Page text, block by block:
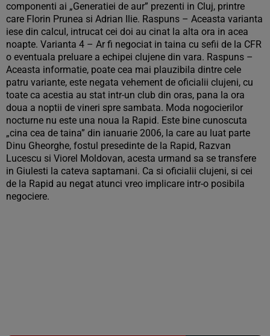
componenti ai „Generatiei de aur” prezenti in Cluj, printre
care Florin Prunea si Adrian Ilie. Raspuns – Aceasta varianta
iese din calcul, intrucat cei doi au cinat la alta ora in acea
noapte. Varianta 4 – Ar fi negociat in taina cu sefii de la CFR
o eventuala preluare a echipei clujene din vara. Raspuns –
Aceasta informatie, poate cea mai plauzibila dintre cele
patru variante, este negata vehement de oficialii clujeni, cu
toate ca acestia au stat intr-un club din oras, pana la ora
doua a noptii de vineri spre sambata. Moda nogocierilor
nocturne nu este una noua la Rapid. Este bine cunoscuta
„cina cea de taina” din ianuarie 2006, la care au luat parte
Dinu Gheorghe, fostul presedinte de la Rapid, Razvan
Lucescu si Viorel Moldovan, acesta urmand sa se transfere
in Giulesti la cateva saptamani. Ca si oficialii clujeni, si cei
de la Rapid au negat atunci vreo implicare intr-o posibila
negociere.